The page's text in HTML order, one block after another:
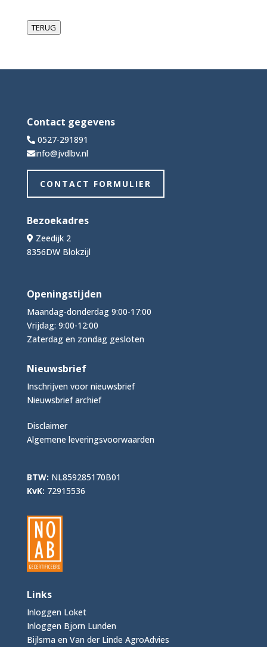
TERUG
Contact gegevens
0527-291891
info@jvdlbv.nl
CONTACT FORMULIER
Bezoekadres
Zeedijk 2
8356DW Blokzijl
Openingstijden
Maandag-donderdag 9:00-17:00
Vrijdag: 9:00-12:00
Zaterdag en zondag gesloten
Nieuwsbrief
Inschrijven voor nieuwsbrief
Nieuwsbrief archief
Disclaimer
Algemene leveringsvoorwaarden
BTW: NL859285170B01
KvK: 72915536
Links
Inloggen Loket
Inloggen Bjorn Lunden
Bijlsma en Van der Linde AgroAdvies